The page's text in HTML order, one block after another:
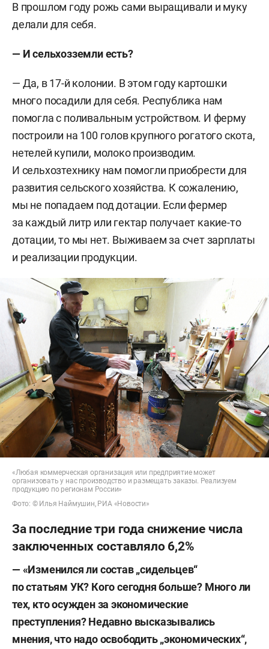
В прошлом году рожь сами выращивали и муку
делали для себя.
— И сельхозземли есть?
— Да, в 17-й колонии. В этом году картошки
много посадили для себя. Республика нам
помогла с поливальным устройством. И ферму
построили на 100 голов крупного рогатого скота,
нетелей купили, молоко производим.
И сельхозтехнику нам помогли приобрести для
развития сельского хозяйства. К сожалению,
мы не попадаем под дотации. Если фермер
за каждый литр или гектар получает какие-то
дотации, то мы нет. Выживаем за счет зарплаты
и реализации продукции.
«Любая коммерческая организация или предприятие может
организовать у нас производство и размещать заказы. Реализуем
продукцию по регионам России»
Фото: © Илья Наймушин, РИА «Новости»
За последние три года снижение числа
заключенных составляло 6,2%
— «Изменился ли состав „сидельцев“
по статьям УК? Кого сегодня больше? Много ли
тех, кто осужден за экономические
преступления? Недавно высказывались
мнения, что надо освободить „экономических“,